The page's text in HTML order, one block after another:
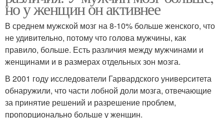
но у женщин он активнее
В среднем мужской мозг на 8-10% больше женского, что
не удивительно, потому что голова мужчины, как
правило, больше. Есть различия между мужчинами и
женщинами и в размерах отдельных зон мозга.
В 2001 году исследователи Гарвардского университета
обнаружили, что части лобной доли мозга, отвечающие
за принятие решений и разрешение проблем,
пропорционально больше у женщин.